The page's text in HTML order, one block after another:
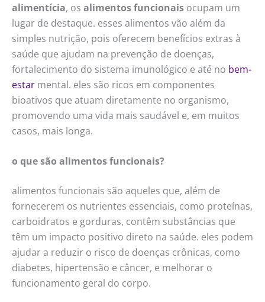
alimentícia, os alimentos funcionais ocupam um
lugar de destaque. esses alimentos vão além da
simples nutrição, pois oferecem benefícios extras à
saúde que ajudam na prevenção de doenças,
fortalecimento do sistema imunológico e até no bem-
estar mental. eles são ricos em componentes
bioativos que atuam diretamente no organismo,
promovendo uma vida mais saudável e, em muitos
casos, mais longa.
o que são alimentos funcionais?
alimentos funcionais são aqueles que, além de
fornecerem os nutrientes essenciais, como proteínas,
carboidratos e gorduras, contêm substâncias que
têm um impacto positivo direto na saúde. eles podem
ajudar a reduzir o risco de doenças crônicas, como
diabetes, hipertensão e câncer, e melhorar o
funcionamento geral do corpo.